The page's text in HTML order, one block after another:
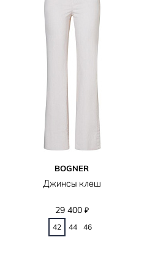
BOGNER
Джинсы клеш
29 400 ₽
42 44 46